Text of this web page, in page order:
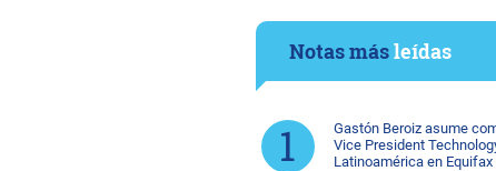
Notas másleídas
Gastón Beroiz asume
Vice President
Latinoamérica en Equifax